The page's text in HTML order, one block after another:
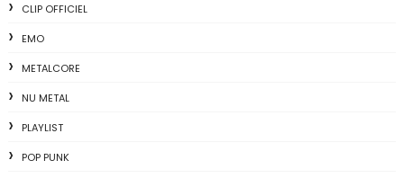
CLIP OFFICIEL
EMO
METALCORE
NU METAL
PLAYLIST
POP PUNK